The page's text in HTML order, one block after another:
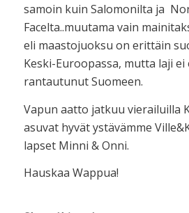
samoin kuin Salomonilta ja
Facelta..muutama vain
eli maastojuoksu on erittäin
Keski-Euroopassa, mutta laji ei
rantautunut Suomeen.
Vapun aatto jatkuu vierailuilla
asuvat hyvät ystävämme
lapset Minni & Onni.
Hauskaa Wappua!